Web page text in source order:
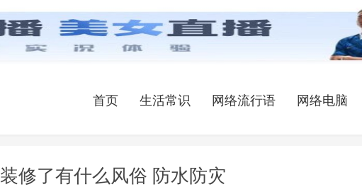
首页 生活常识 网络流行语 网络电脑
修了有什么风俗 防水防灾